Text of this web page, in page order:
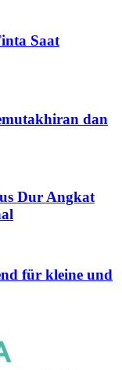
Saat
dan
Dur Angkat
für kleine und